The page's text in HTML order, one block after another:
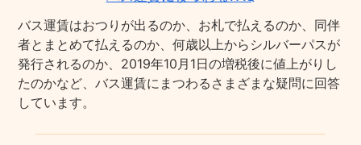
バス運賃はおつりが出るのか、お札で払えるのか、同伴
者とまとめて払えるのか、何歳以上からシルバーパスが
発行されるのか、2019年10月1日の増税後に値上がりし
たのかなど、バス運賃にまつわるさまざまな疑問に回答
しています。